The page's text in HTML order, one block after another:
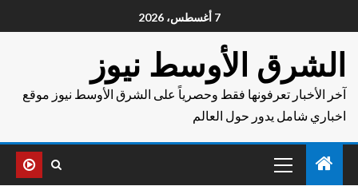
7 أغسطس، 2026
الشرق الأوسط نيوز
آخر الأخبار تعرفونها فقط وحصرياً على الشرق الأوسط نيوز موقع
اخباري شامل يدور حول العالم